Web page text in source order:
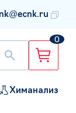
0
Химанализ